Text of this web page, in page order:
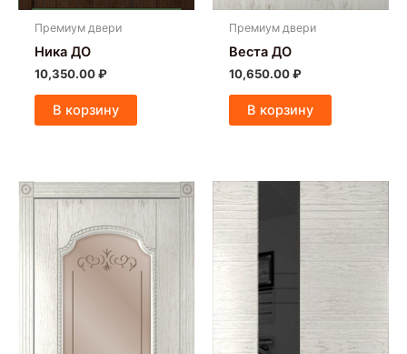
Премиум двери
Ника ДО
10,350.00₽
В корзину
Премиум двери
Веста ДО
10,650.00₽
В корзину